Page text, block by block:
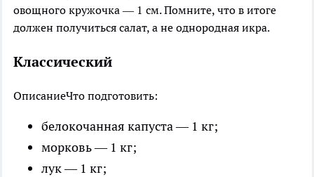
овощного кружочка — 1 см. Помните, что в итоге
должен получиться салат, а не однородная икра.
Классический
ОписаниеЧто подготовить:
белокочанная капуста — 1 кг;
морковь — 1 кг;
лук — 1 кг;